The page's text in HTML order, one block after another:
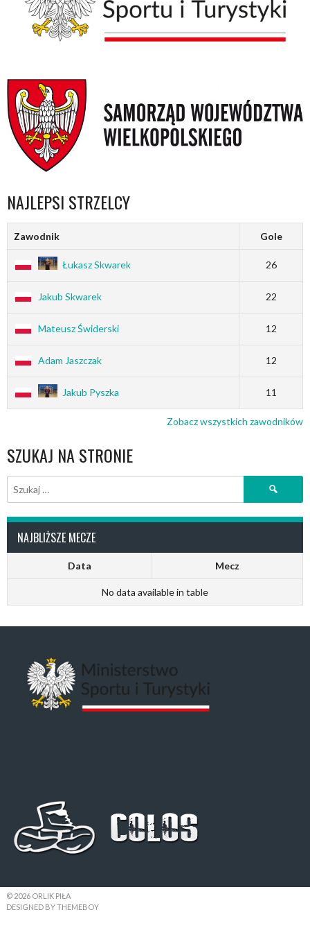
NAJLEPSI STRZELCY
Zawodnik Gole
Łukasz Skwarek 26
Jakub Skwarek 22
Mateusz Świderski 12
Adam Jaszczak 12
Jakub Pyszka 11
Zobacz wszystkich zawodników
SZUKAJ NA STRONIE
Szukaj:
NAJBLIŻSZE MECZE
Data Mecz
No data available in table
© 2026 ORLIK PIŁA
DESIGNED BY THEMEBOY